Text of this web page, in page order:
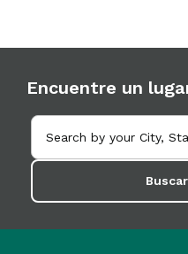
Encuentre un